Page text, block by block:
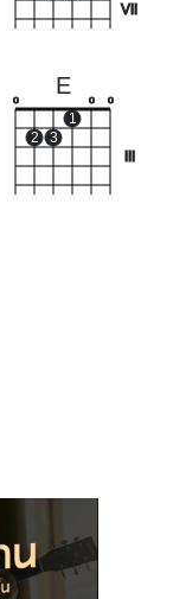
VII
E
o
2 3
1
o o